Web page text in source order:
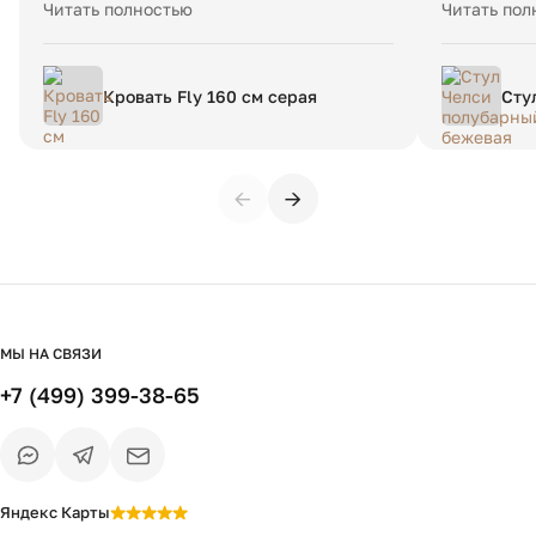
The Idea. Прям, кайфую от мебели.
Благодарю компанию за работу и заботу
о клиенте🤍
Читать полностью
Кровать Fly 160 см серая
🙏🏼
Читать
← →
МЫ НА СВЯЗИ
+7 (499) 399-38-65
Яндекс Карты